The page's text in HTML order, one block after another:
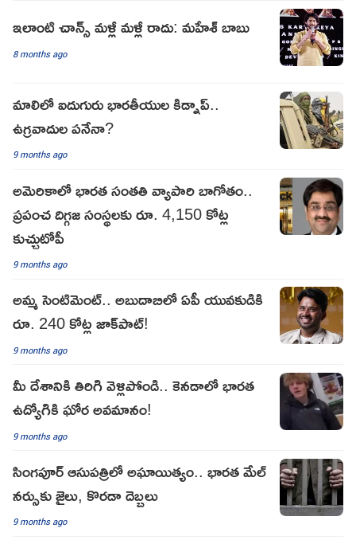
ఇలాంటి చాన్స్ మళ్లీ మళ్లీ రాదు: మహేశ్ బాబు
8 months ago
మాలిలో ఐదుగురు భారతీయుల కిడ్నాప్..
ఉగ్రవాదుల పనేనా?
9 months ago
అమెరికాలో భారత సంతతి వ్యాపారి బాగోతం..
ప్రపంచ దిగ్గజ సంస్థలకు రూ. 4,150 కోట్ల
కుచ్చుటోపీ
9 months ago
అమ్మ సెంటిమెంట్.. అబుదాబిలో ఏపీ యువకుడికి
రూ. 240 కోట్ల జాక్‌పాట్!
9 months ago
మీ దేశానికి తిరిగి వెళ్లిపోండి.. కెనడాలో భారత
ఉద్యోగికి ఘోర అవమానం!
9 months ago
సింగపూర్ ఆసుపత్రిలో అఘాయిత్యం.. భారత మేల్
నర్సుకు జైలు, కొరడా దెబ్బలు
9 months ago